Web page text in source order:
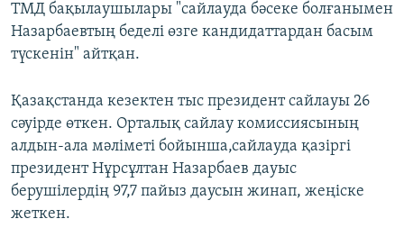
ТМД бақылаушылары "сайлауда бәсеке болғанымен
Назарбаевтың беделі өзге кандидаттардан басым
түскенін" айтқан.
Қазақстанда кезектен тыс президент сайлауы 26
сәуірде өткен. Орталық сайлау комиссиясының
алдын-ала мәліметі бойынша,сайлауда қазіргі
президент Нұрсұлтан Назарбаев дауыс
берушілердің 97,7 пайыз даусын жинап, жеңіске
жеткен.